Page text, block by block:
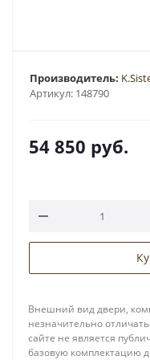
Артикул: 148790
Производитель:
54 850 руб.
Внешний вид двери,
незначительно
сайте не является
базовую комплектацию